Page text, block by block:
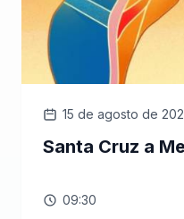
15 de agosto de
Santa Cruz a
09:30